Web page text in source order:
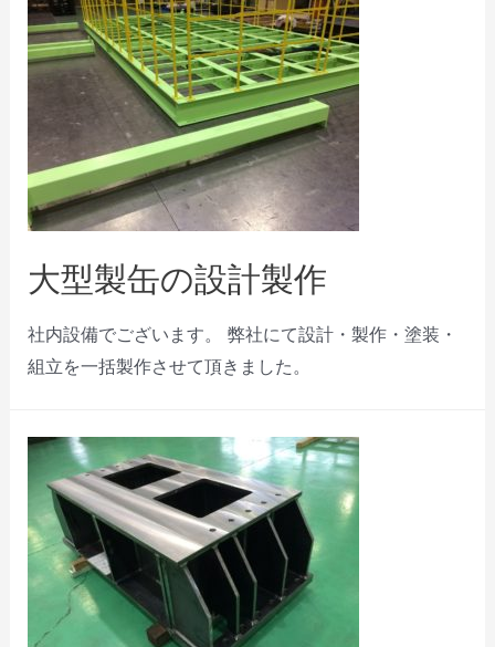
大型製缶の設計製作
社内設備でございます。 弊社にて設計・製作・塗装・
組立を一括製作させて頂きました。